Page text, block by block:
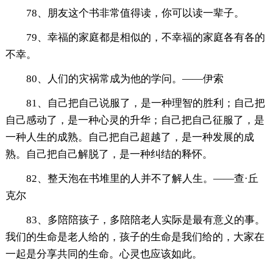
78、朋友这个书非常值得读，你可以读一辈子。
79、幸福的家庭都是相似的，不幸福的家庭各有各的
不幸。
80、人们的灾祸常成为他的学问。——伊索
81、自己把自己说服了，是一种理智的胜利；自己把
自己感动了，是一种心灵的升华；自己把自己征服了，是
一种人生的成熟。自己把自己超越了，是一种发展的成
熟。自己把自己解脱了，是一种纠结的释怀。
82、整天泡在书堆里的人并不了解人生。——查·丘
克尔
83、多陪陪孩子，多陪陪老人实际是最有意义的事。
我们的生命是老人给的，孩子的生命是我们给的，大家在
一起是分享共同的生命。心灵也应该如此。